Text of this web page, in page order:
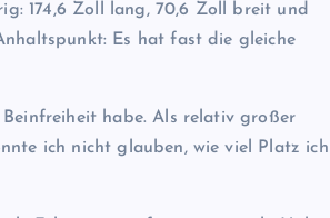
174,6 Zoll lang, 70,6 Zoll breit und
Es hat fast die gleiche
habe. Als relativ großer
ich nicht glauben, wie viel Platz ich